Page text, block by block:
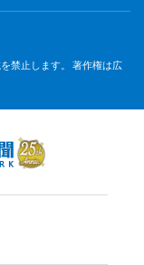
禁止します。 著作権は広